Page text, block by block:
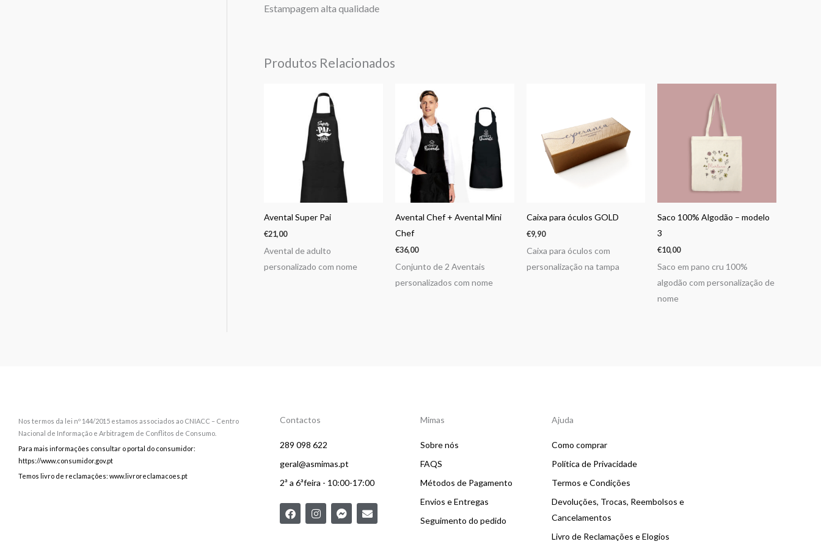
Estampagem alta qualidade
Produtos Relacionados
Avental Super Pai
€21,00
Avental de adulto
personalizado com nome
Avental Chef + Avental Mini
Chef
€36,00
Conjunto de 2 Aventais
personalizados com nome
Caixa para óculos GOLD
€9,90
Caixa para óculos com
personalização na tampa
Saco 100% Algodão – modelo
3
€10,00
Saco em pano cru 100%
algodão com personalização de
nome
Nos termos da lei nº 144/2015 estamos associados ao CNIACC – Centro
Nacional de Informação e Arbitragem de Conflitos de Consumo.
Para mais informações consultar o portal do consumidor:
https://www.consumidor.gov.pt
Temos livro de reclamações: www.livroreclamacoes.pt
Contactos
289 098 622
geral@asmimas.pt
2ª a 6ªfeira - 10:00-17:00
F
a
I
n
F
a
E
n
Mimas
Sobre nós
FAQS
Métodos de Pagamento
Envios e Entregas
Seguimento do pedido
Ajuda
Como comprar
Política de Privacidade
Termos e Condições
Devoluções, Trocas, Reembolsos e
Cancelamentos
Livro de Reclamações e Elogios